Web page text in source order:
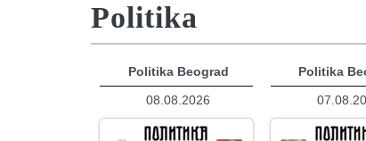
Politika
Politika Beograd
08.08.2026
Politika